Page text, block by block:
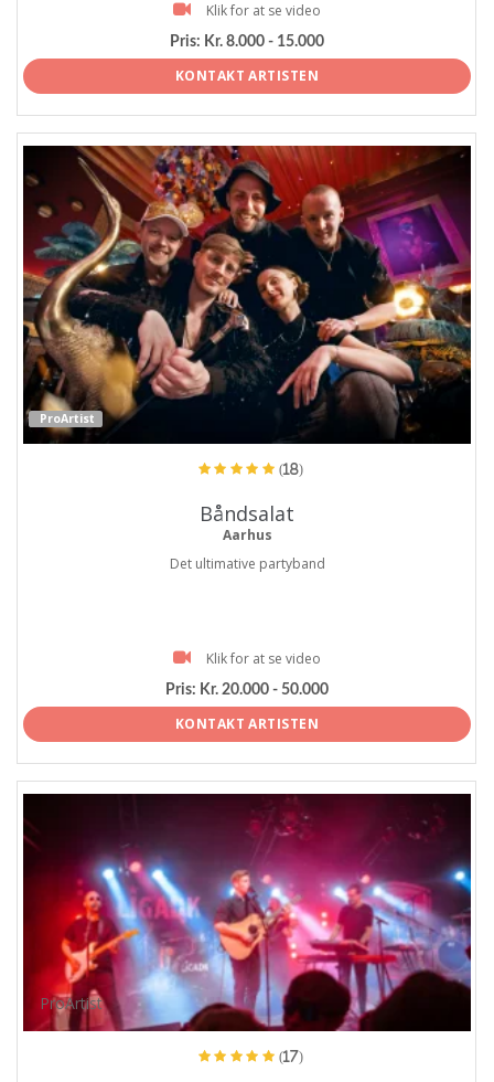
Klik for at se video
Pris: Kr. 8.000 - 15.000
KONTAKT ARTISTEN
ProArtist
(18)
Båndsalat
Aarhus
Det ultimative partyband
Klik for at se video
Pris: Kr. 20.000 - 50.000
KONTAKT ARTISTEN
ProArtist
(17)